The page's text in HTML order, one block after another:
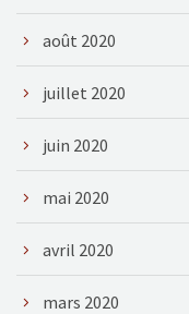
août 2020
juillet 2020
juin 2020
mai 2020
avril 2020
mars 2020